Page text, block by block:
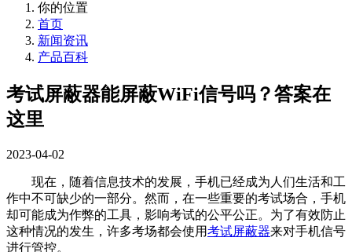
你的位置
首页
新闻资讯
产品百科
考试屏蔽器能屏蔽WiFi信号吗？答案在
这里
2023-04-02
现在，随着信息技术的发展，手机已经成为人们生活和工
作中不可缺少的一部分。然而，在一些重要的考试场合，手机
却可能成为作弊的工具，影响考试的公平公正。为了有效防止
这种情况的发生，许多考场都会使用考试屏蔽器来对手机信号
进行管控。